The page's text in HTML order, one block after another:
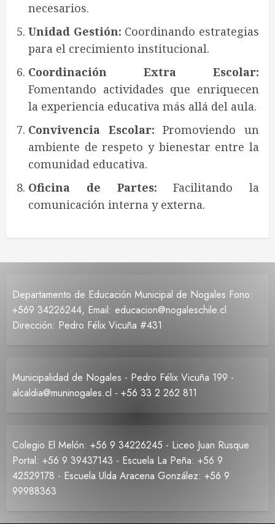
necesarios.
Unidad Gestión: Coordinando estrategias
para el crecimiento institucional.
Coordinación Extra Escolar:
Fomentando actividades que enriquecen
la experiencia educativa más allá del aula.
Convivencia Escolar: Promoviendo un
ambiente de respeto y bienestar entre la
comunidad educativa.
Oficina de Partes: Facilitando la
comunicación interna y externa.
Departamento de Educación Municipal de Nogales Fono:
+569 34226244, Email: educacion@nogaleschile.cl
Dirección: Pedro Félix Vicuña #431
Municipalidad de Nogales - Pedro Félix Vicuña 199 -
alcaldia@muninogales.cl - +56 33 2 262 811
Colegio El Melón: +56 9 34226245 - Liceo Juan Rusque
Portal: +56 9 39437143 - Escuela La Peña: +56 9
42529178 - Escuela Ulda Aracena González: +56 9
99988363